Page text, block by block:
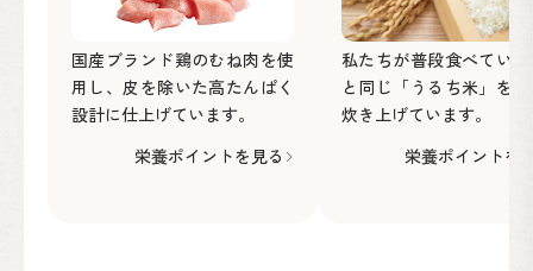
国産ブランド鶏のむね肉を使
用し、皮を除いた高たんぱく
設計に仕上げています。
栄養ポイントを見る
私たちが普段食べてい
と同じ「うるち米」を
炊き上げています。
栄養ポイントを